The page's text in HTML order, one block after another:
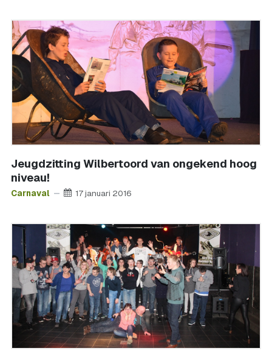
Jeugdzitting Wilbertoord van ongekend hoog
niveau!
Carnaval 17 januari 2016